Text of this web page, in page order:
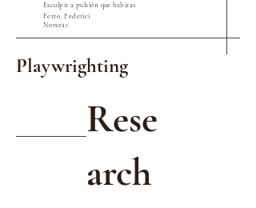
Esculpir a pulsión que habitas
Ferro, Federici
Nortear
Playwrighting
Rese
arch